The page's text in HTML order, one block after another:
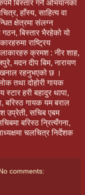
बिस्तार गर्ने अभियानका
हाँस्य, साहित्य वा
क्षेत्रमा संलग्न
बिस्तार भैरहेको यो
राष्ट्रिय
क्रमश : नीर शाह,
मदन दीप बिम, नारायण
खनाल रहनुभएको छ ।
तथा दोहोरी गायक
स्टार हरी बहादुर थापा,
बरिस्ठ गायक यम बराल
उप्रेती, सचिब एबम
बरिस्ठ न्रित्यँगना,
चलचित्र निर्देशक
comments: